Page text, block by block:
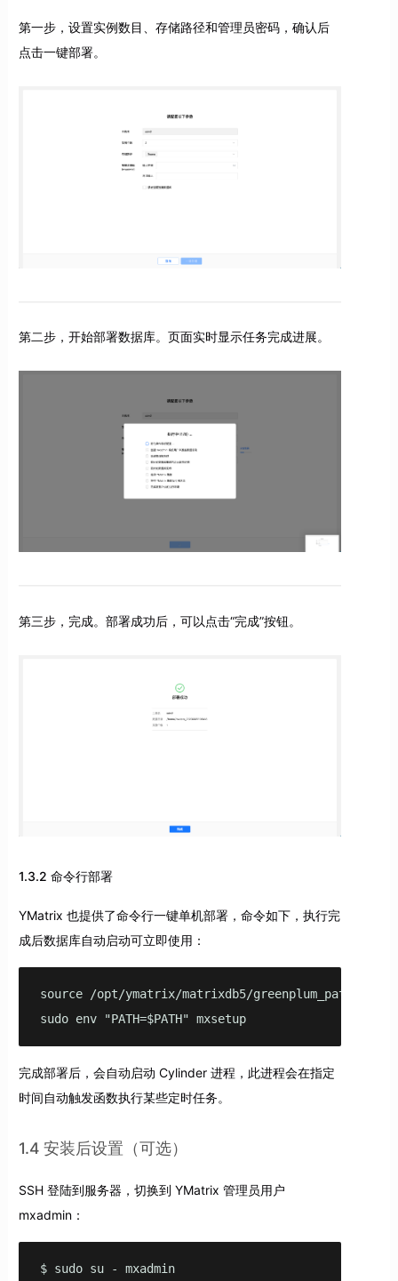
第一步，设置实例数目、存储路径和管理员密码，确认后
点击一键部署。
第二步，开始部署数据库。页面实时显示任务完成进展。
第三步，完成。部署成功后，可以点击“完成”按钮。
1.3.2 命令行部署
YMatrix 也提供了命令行一键单机部署，命令如下，执行完
成后数据库自动启动可立即使用：
source /opt/ymatrix/matrixdb5/greenplum_path.sh
sudo env "PATH=$PATH" mxsetup
完成部署后，会自动启动 Cylinder 进程，此进程会在指定
时间自动触发函数执行某些定时任务。
1.4 安装后设置（可选）
SSH 登陆到服务器，切换到 YMatrix 管理员用户
mxadmin：
$ sudo su - mxadmin